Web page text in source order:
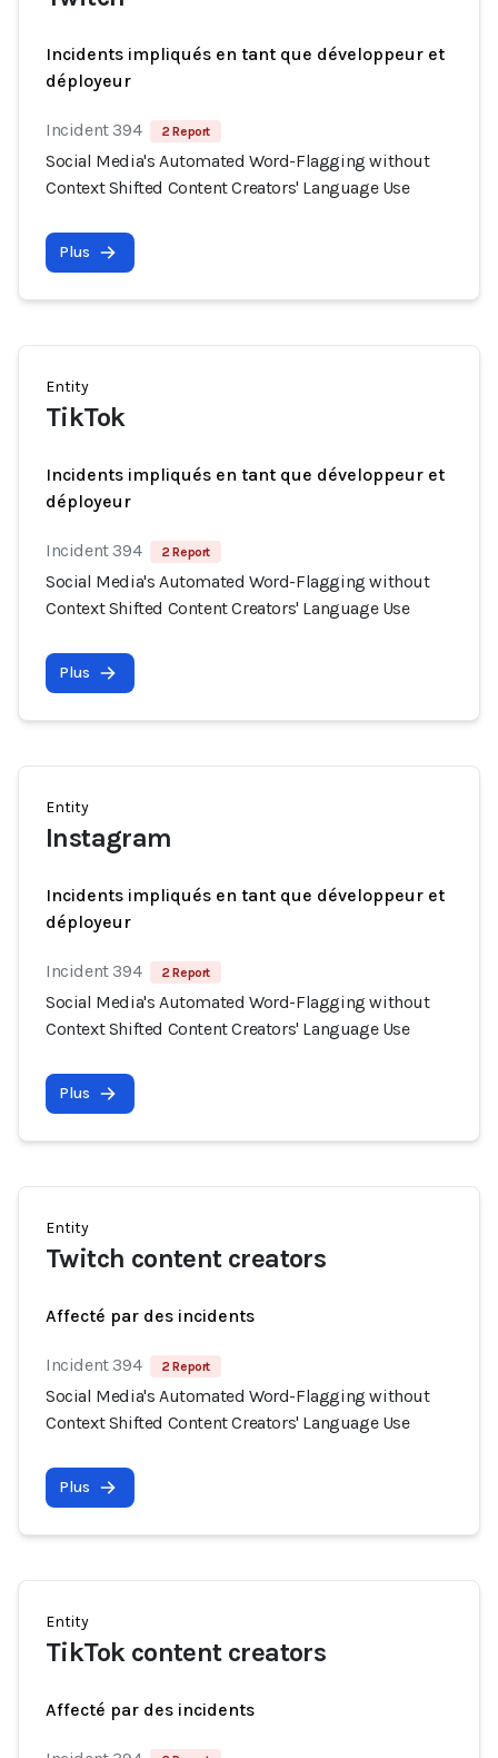
Incidents impliqués en tant que développeur et
déployeur
Incident 394 2 Report
Social Media's Automated Word-Flagging without
Context Shifted Content Creators' Language Use
Plus
Entity
TikTok
Incidents impliqués en tant que développeur et
déployeur
Incident 394 2 Report
Social Media's Automated Word-Flagging without
Context Shifted Content Creators' Language Use
Plus
Entity
Instagram
Incidents impliqués en tant que développeur et
déployeur
Incident 394 2 Report
Social Media's Automated Word-Flagging without
Context Shifted Content Creators' Language Use
Plus
Entity
Twitch content creators
Affecté par des incidents
Incident 394 2 Report
Social Media's Automated Word-Flagging without
Context Shifted Content Creators' Language Use
Plus
Entity
TikTok content creators
Affecté par des incidents